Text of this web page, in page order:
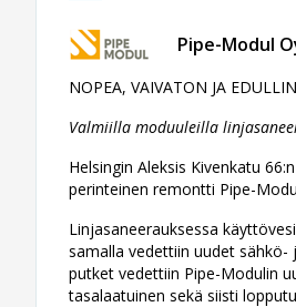
Pipe-Modul
NOPEA, VAIVATON JA
Valmiilla moduuleilla
Helsingin Aleksis Kivenkatu
perinteinen remontti Pipe-
Linjasaneerauksessa
samalla vedettiin uudet
putket vedettiin Pipe-Modulin
tasalaatuinen sekä siisti